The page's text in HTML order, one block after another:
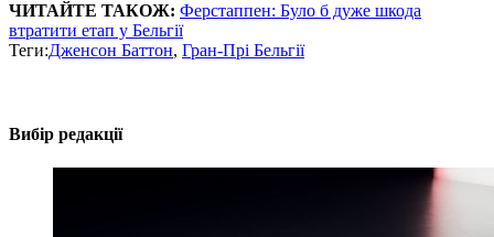
ЧИТАЙТЕ ТАКОЖ: Ферстаппен: Було б дуже шкода
втратити етап у Бельгії
Теги:Дженсон Баттон, Гран-Прі Бельгії
Вибір редакції